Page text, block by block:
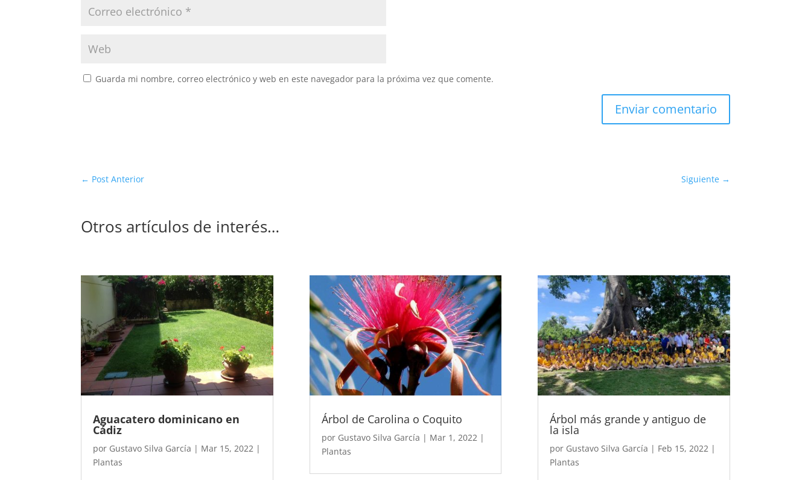
Guarda mi nombre, correo electrónico y web en este navegador para la próxima vez que comente.
Enviar comentario
← Post Anterior Siguiente→
Otros artículos de interés…
Aguacatero dominicano en
Cádiz
por Gustavo Silva García | Mar 15, 2022 |
Plantas
Árbol de Carolina o Coquito
por Gustavo Silva García | Mar 1, 2022|
Plantas
Árbol más grande y antiguo de
la isla
por Gustavo Silva García | Feb 15, 2022|
Plantas